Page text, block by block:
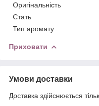
Оригінальність
Стать
Тип аромату
Приховати
Умови доставки
Доставка здійснюється